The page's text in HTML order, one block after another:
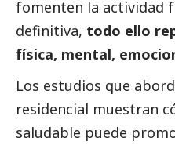
fomenten la actividad
definitiva, todo ello
física, mental,
Los estudios que
residencial muestran
saludable puede